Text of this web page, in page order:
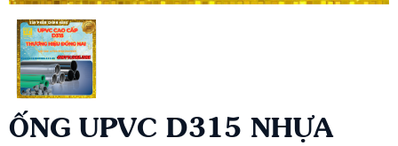
ỐNG UPVC D315 NHỰA